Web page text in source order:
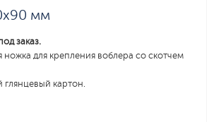
мм
заказ.
ножка для крепления воблера со скотчем
картон.